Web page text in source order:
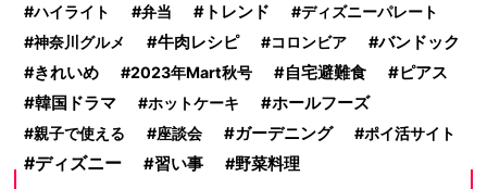
ハイライト 弁当 トレンド
ディズニーパレート
神奈川グルメ
牛肉レシピ コロンビア
バンドック
きれいめ
2023年Mart秋号 自宅避難食 ピアス
韓国ドラマ ホットケーキ ホールフーズ
親子で使える 座談会 ガーデニング ポイ活サイト
ディズニー 習い事 野菜料理